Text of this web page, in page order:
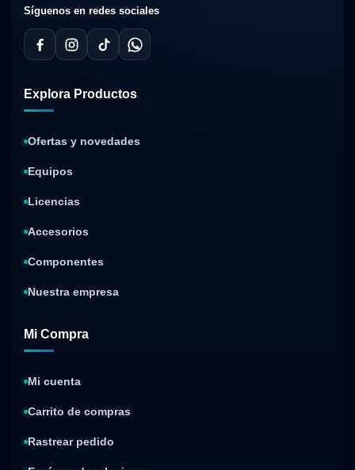
Síguenos en redes sociales
Explora Productos
Ofertas y novedades
Equipos
Licencias
Accesorios
Componentes
Nuestra empresa
Mi Compra
Mi cuenta
Carrito de compras
Rastrear pedido